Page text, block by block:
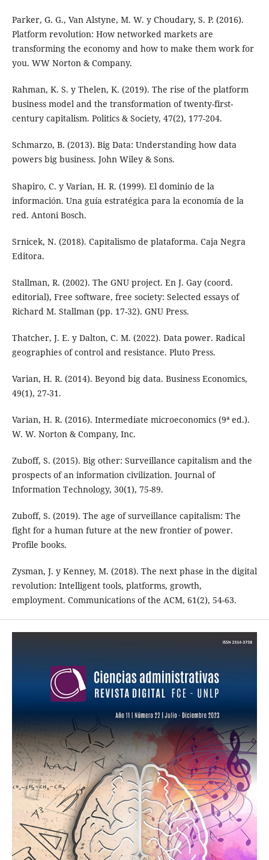
Parker, G. G., Van Alstyne, M. W. y Choudary, S. P. (2016).
Platform revolution: How networked markets are
transforming the economy and how to make them work for
you. WW Norton & Company.
Rahman, K. S. y Thelen, K. (2019). The rise of the platform
business model and the transformation of twenty-first-
century capitalism. Politics & Society, 47(2), 177-204.
Schmarzo, B. (2013). Big Data: Understanding how data
powers big business. John Wiley & Sons.
Shapiro, C. y Varian, H. R. (1999). El dominio de la
información. Una guía estratégica para la economía de la
red. Antoni Bosch.
Srnicek, N. (2018). Capitalismo de plataforma. Caja Negra
Editora.
Stallman, R. (2002). The GNU project. En J. Gay (coord.
editorial), Free software, free society: Selected essays of
Richard M. Stallman (pp. 17-32). GNU Press.
Thatcher, J. E. y Dalton, C. M. (2022). Data power. Radical
geographies of control and resistance. Pluto Press.
Varian, H. R. (2014). Beyond big data. Business Economics,
49(1), 27-31.
Varian, H. R. (2016). Intermediate microeconomics (9ª ed.).
W. W. Norton & Company, Inc.
Zuboff, S. (2015). Big other: Surveillance capitalism and the
prospects of an information civilization. Journal of
Information Technology, 30(1), 75-89.
Zuboff, S. (2019). The age of surveillance capitalism: The
fight for a human future at the new frontier of power.
Profile books.
Zysman, J. y Kenney, M. (2018). The next phase in the digital
revolution: Intelligent tools, platforms, growth,
employment. Communications of the ACM, 61(2), 54-63.